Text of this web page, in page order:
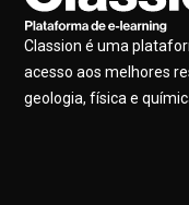
Classion é uma
acesso aos melhores
geologia, física e